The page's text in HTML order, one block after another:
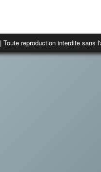
| Toute reproduction interdite sans